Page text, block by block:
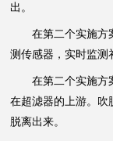
出。
在第二个实施方案
测传感器，实时监测
在第二个实施方案
在超滤器的上游。吹
脱离出来。